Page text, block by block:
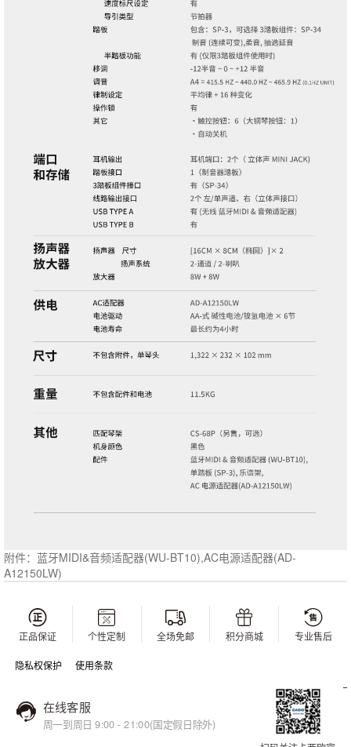
附件： 蓝牙MIDI&音频适配器(WU-BT10),AC电源适配器(AD-
A12150LW)
正品保证 个性定制 全场免邮 积分商城 专业售后
隐私权保护 使用条款
在线客服
周一到周日 9:00 - 21:00(国定假日除外)